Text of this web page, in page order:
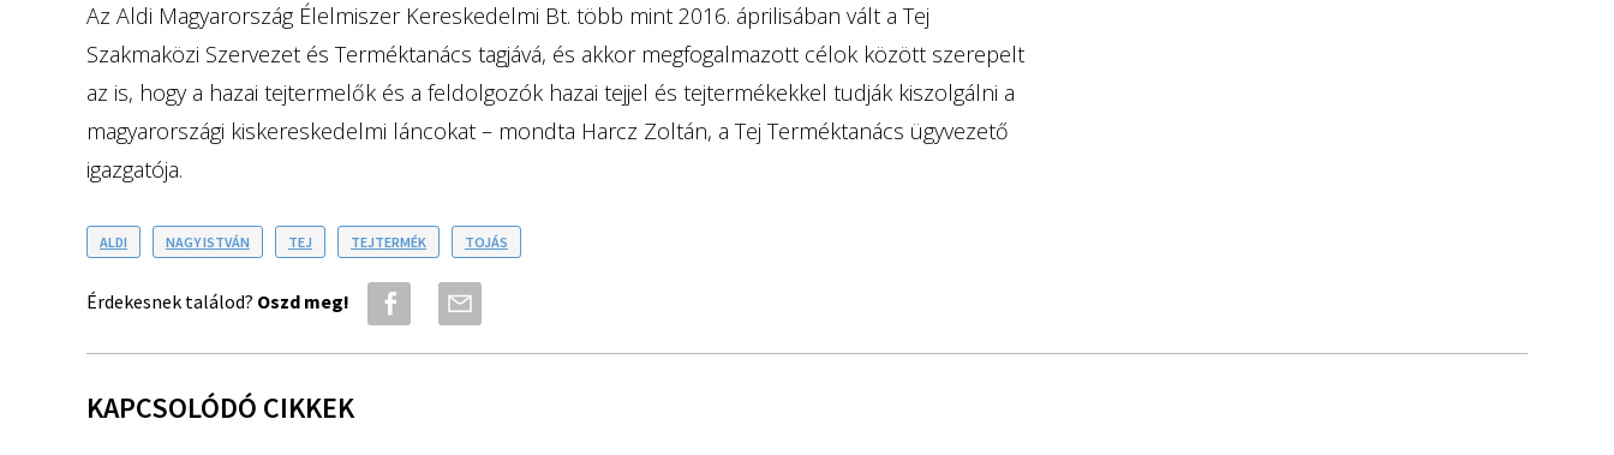
Az Aldi Magyarország Élelmiszer Kereskedelmi Bt. több mint 2016. áprilisában vált a Tej
Szakmaközi Szervezet és Terméktanács tagjává, és akkor megfogalmazott célok között szerepelt
az is, hogy a hazai tejtermelők és a feldolgozók hazai tejjel és tejtermékekkel tudják kiszolgálni a
magyarországi kiskereskedelmi láncokat – mondta Harcz Zoltán, a Tej Terméktanács ügyvezető
igazgatója.
ALDI NAGY ISTVÁN TEJ TEJTERMÉK TOJÁS
Érdekesnek találod? Oszd meg!
KAPCSOLÓDÓ CIKKEK